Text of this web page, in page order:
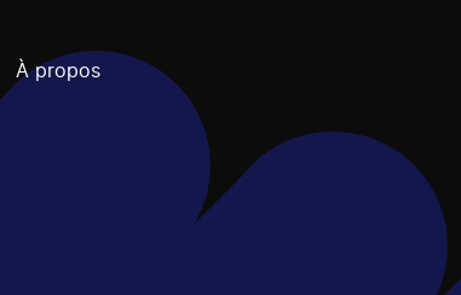
À propos